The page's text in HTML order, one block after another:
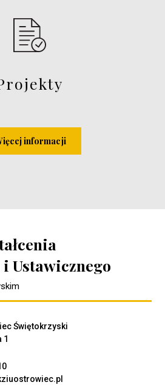
informacji
Ustawicznego
Świętokrzyski
1